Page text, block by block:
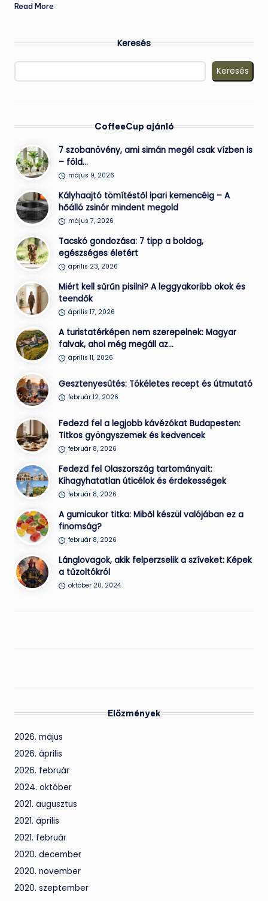
Read More
Keresés
Keresés
CoffeeCup ajánló
7 szobanövény, ami simán megél csak vízben is
– föld…
május 9, 2026
Kályhaajtó tömítéstől ipari kemencéig – A
hőálló zsinór mindent megold
május 7, 2026
Tacskó gondozása: 7 tipp a boldog,
egészséges életért
április 23, 2026
Miért kell sűrűn pisilni? A leggyakoribb okok és
teendők
április 17, 2026
A turistatérképen nem szerepelnek: Magyar
falvak, ahol még megáll az…
április 11, 2026
Gesztenyesütés: Tökéletes recept és útmutató
február 12, 2026
Fedezd fel a legjobb kávézókat Budapesten:
Titkos gyöngyszemek és kedvencek
február 8, 2026
Fedezd fel Olaszország tartományait:
Kihagyhatatlan úticélok és érdekességek
február 8, 2026
A gumicukor titka: Miből készül valójában ez a
finomság?
február 8, 2026
Lánglovagok, akik felperzselik a szíveket: Képek
a tűzoltókról
október 20, 2024
Előzmények
2026. május
2026. április
2026. február
2024. október
2021. augusztus
2021. április
2021. február
2020. december
2020. november
2020. szeptember